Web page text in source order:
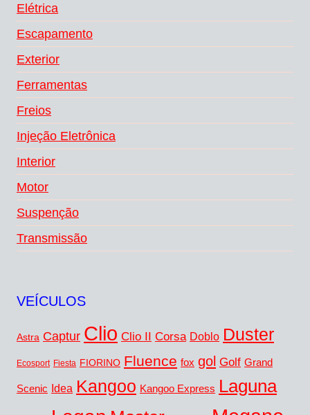
Elétrica
Escapamento
Exterior
Ferramentas
Freios
Injeção Eletrônica
Interior
Motor
Suspenção
Transmissão
VEÍCULOS
Astra Captur Clio Clio II Corsa Doblo Duster
Ecosport Fiesta FIORINO Fluence fox gol Golf Grand
Scenic Idea Kangoo Kangoo Express Laguna